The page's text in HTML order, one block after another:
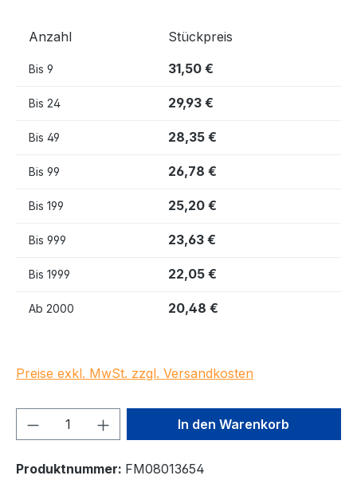
Anzahl Stückpreis
Bis 9 31,50 €
Bis 24 29,93 €
Bis 49 28,35 €
Bis 99 26,78 €
Bis 199 25,20 €
Bis 999 23,63 €
Bis 1999 22,05 €
Ab 2000 20,48 €
Preise exkl. MwSt. zzgl. Versandkosten
Produkt Anzahl: Gib denIn den Warenkorb
Produktnummer: FM08013654